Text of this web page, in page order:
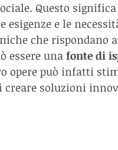
Questo
esigenze e le
che rispondano
essere una fonte di
opere può infatti
soluzioni